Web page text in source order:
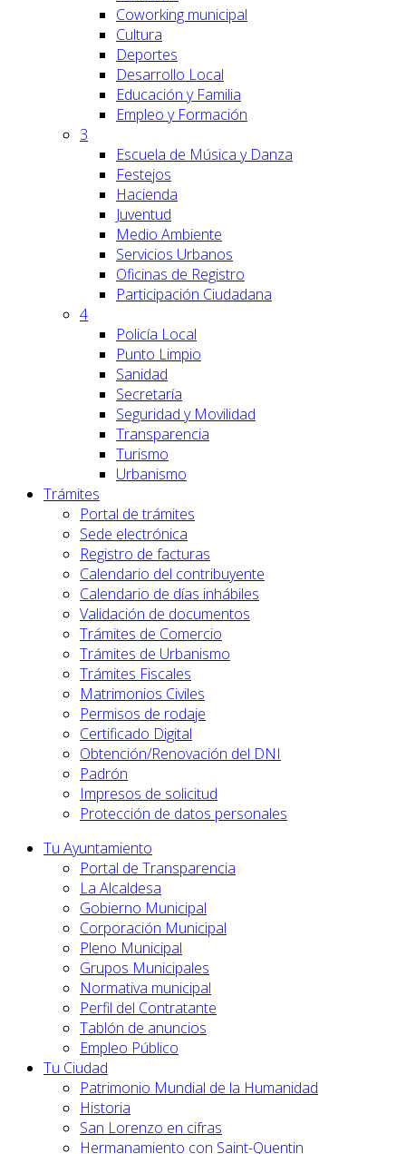
Coworking municipal
Cultura
Deportes
Desarrollo Local
Educación y Familia
Empleo y Formación
3
Escuela de Música y Danza
Festejos
Hacienda
Juventud
Medio Ambiente
Servicios Urbanos
Oficinas de Registro
Participación Ciudadana
4
Policía Local
Punto Limpio
Sanidad
Secretaría
Seguridad y Movilidad
Transparencia
Turismo
Urbanismo
Trámites
Portal de trámites
Sede electrónica
Registro de facturas
Calendario del contribuyente
Calendario de días inhábiles
Validación de documentos
Trámites de Comercio
Trámites de Urbanismo
Trámites Fiscales
Matrimonios Civiles
Permisos de rodaje
Certificado Digital
Obtención/Renovación del DNI
Padrón
Impresos de solicitud
Protección de datos personales
Tu Ayuntamiento
Portal de Transparencia
La Alcaldesa
Gobierno Municipal
Corporación Municipal
Pleno Municipal
Grupos Municipales
Normativa municipal
Perfil del Contratante
Tablón de anuncios
Empleo Público
Tu Ciudad
Patrimonio Mundial de la Humanidad
Historia
San Lorenzo en cifras
Hermanamiento con Saint-Quentin